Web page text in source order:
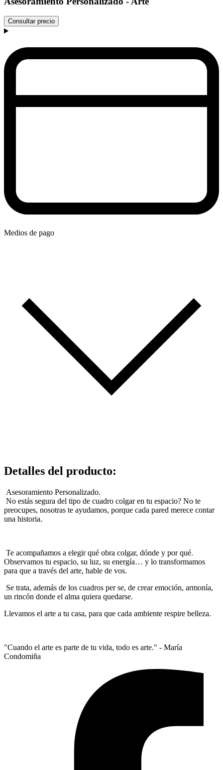
Consultar precio
Medios de pago
Detalles del producto:
Asesoramiento Personalizado.
No estás segura del tipo de cuadro colgar en tu espacio? No te
preocupes, nosotras te ayudamos, porque cada pared merece contar
una historia.
Te acompañamos a elegir qué obra colgar, dónde y por qué.
Observamos tu espacio, su luz, su energía… y lo transformamos
para que a través del arte, hable de vos.
Se trata, además de los cuadros per se, de crear emoción, armonía,
un rincón donde el alma quiera quedarse.
Llevamos el arte a tu casa, para que cada ambiente respire belleza.
"Cuando el arte es parte de tu vida, todo es arte." - María
Condomiña